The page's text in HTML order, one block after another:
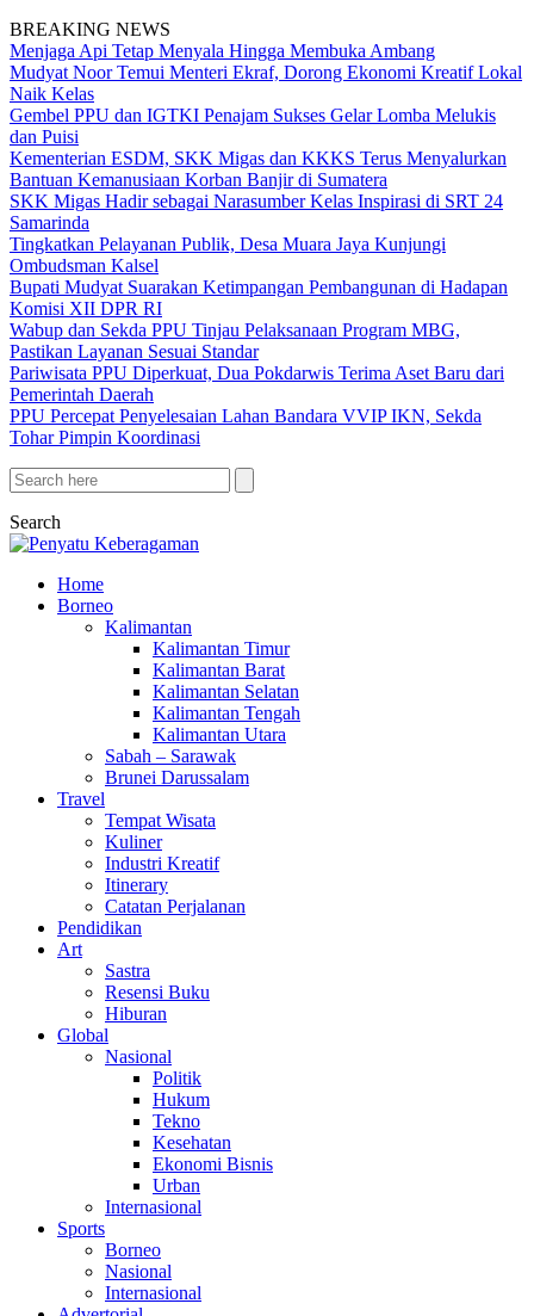
BREAKING NEWS
Menjaga Api Tetap Menyala Hingga Membuka Ambang
Mudyat Noor Temui Menteri Ekraf, Dorong Ekonomi Kreatif Lokal
Naik Kelas
Gembel PPU dan IGTKI Penajam Sukses Gelar Lomba Melukis
dan Puisi
Kementerian ESDM, SKK Migas dan KKKS Terus Menyalurkan
Bantuan Kemanusiaan Korban Banjir di Sumatera
SKK Migas Hadir sebagai Narasumber Kelas Inspirasi di SRT 24
Samarinda
Tingkatkan Pelayanan Publik, Desa Muara Jaya Kunjungi
Ombudsman Kalsel
Bupati Mudyat Suarakan Ketimpangan Pembangunan di Hadapan
Komisi XII DPR RI
Wabup dan Sekda PPU Tinjau Pelaksanaan Program MBG,
Pastikan Layanan Sesuai Standar
Pariwisata PPU Diperkuat, Dua Pokdarwis Terima Aset Baru dari
Pemerintah Daerah
PPU Percepat Penyelesaian Lahan Bandara VVIP IKN, Sekda
Tohar Pimpin Koordinasi
Search
Home
Borneo
Kalimantan
Kalimantan Timur
Kalimantan Barat
Kalimantan Selatan
Kalimantan Tengah
Kalimantan Utara
Sabah – Sarawak
Brunei Darussalam
Travel
Tempat Wisata
Kuliner
Industri Kreatif
Itinerary
Catatan Perjalanan
Pendidikan
Art
Sastra
Resensi Buku
Hiburan
Global
Nasional
Politik
Hukum
Tekno
Kesehatan
Ekonomi Bisnis
Urban
Internasional
Sports
Borneo
Nasional
Internasional